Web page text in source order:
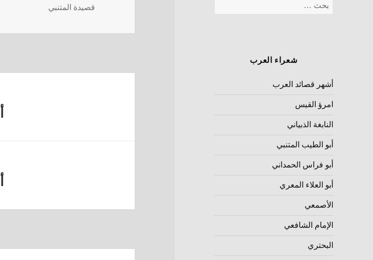
شعراء العرب
أشهر قصائد العرب
امرؤ القيس
النابغة الذبياني
أبو الطيب المتنبي
أبو فراس الحمداني
أبو العلاء المعري
الأصمعي
الإمام الشافعي
البحتري
قصيدة المتنبي